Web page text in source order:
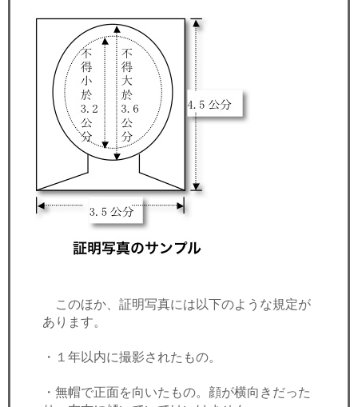
このほか、証明写真には以下のような規定が
あります。
・１年以内に撮影されたもの。
・無帽で正面を向いたもの。顔が横向きだった